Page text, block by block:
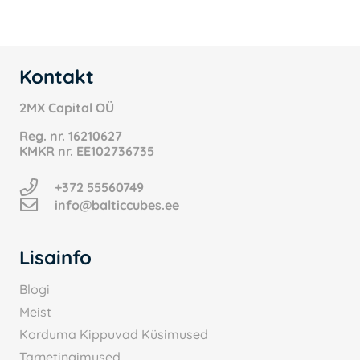
Kontakt
2MX Capital OÜ
Reg. nr. 16210627
KMKR nr. EE102736735
+372 55560749
info@balticcubes.ee
Lisainfo
Blogi
Meist
Korduma Kippuvad Küsimused